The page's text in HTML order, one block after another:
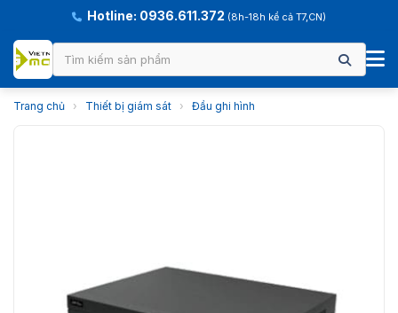
Hotline: 0936.611.372 (8h-18h kể cả T7,CN)
Trang chủ › Thiết bị giám sát › Đầu ghi hình